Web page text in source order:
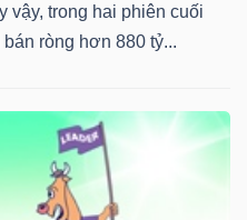
vậy, trong hai phiên cuối
ròng hơn 880 tỷ...